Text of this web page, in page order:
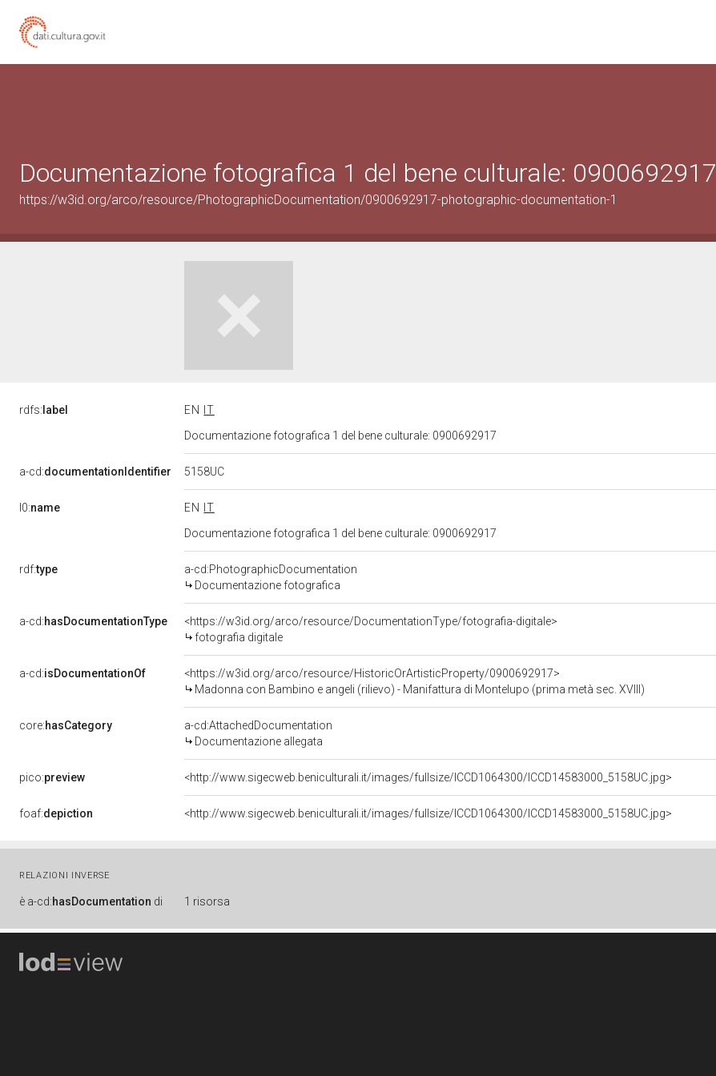
Documentazione fotografica 1 del bene culturale: 0900692917
https://w3id.org/arco/resource/PhotographicDocumentation/0900692917-photographic-documentation-1
rdfs: label EN
IT
Documentazione fotografica 1 del bene culturale: 0900692917
a-cd:documentationIdentifier 5158UC
l0:name EN
IT
Documentazione fotografica 1 del bene culturale: 0900692917
rdf:type
a-cd:PhotographicDocumentation
Documentazione fotografica
a-cd:hasDocumentationType
<https://w3id.org/arco/resource/DocumentationType/fotografia-digitale>
fotografia digitale
a-cd:isDocumentationOf
<https://w3id.org/arco/resource/HistoricOrArtisticProperty/0900692917>
Madonna con Bambino e angeli (rilievo) - Manifattura di Montelupo (prima metà sec. XVIII)
core:hasCategory
a-cd:AttachedDocumentation
Documentazione allegata
pico:preview <http://www.sigecweb.beniculturali.it/images/fullsize/ICCD1064300/ICCD14583000_5158UC.jpg>
foaf:depiction <http://www.sigecweb.beniculturali.it/images/fullsize/ICCD1064300/ICCD14583000_5158UC.jpg>
RELAZIONI INVERSE
è a-cd:hasDocumentation di 1 risorsa